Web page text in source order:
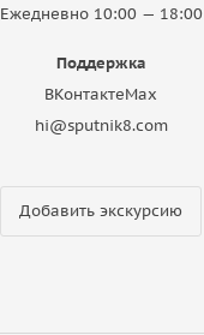
Ежедневно 10:00 — 18:00
Поддержка
ВКонтактеMax
hi@sputnik8.com
Добавить экскурсию